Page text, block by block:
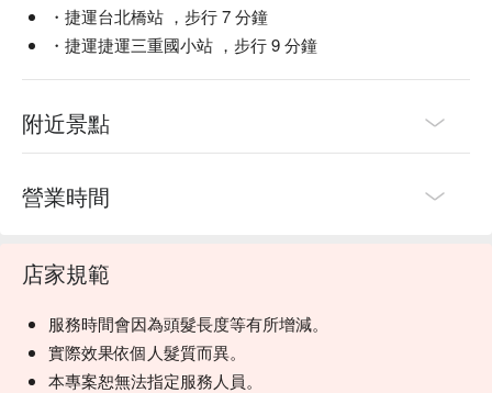
・捷運台北橋站 ，步行 7 分鐘
・捷運捷運三重國小站 ，步行 9 分鐘
附近景點
營業時間
店家規範
服務時間會因為頭髮長度等有所增減。
實際效果依個人髮質而異。
本專案恕無法指定服務人員。